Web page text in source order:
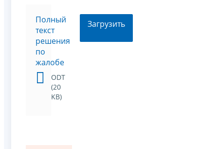
Полный
текст
решения
по
жалобе
ODT
(20
KB)
Загрузить